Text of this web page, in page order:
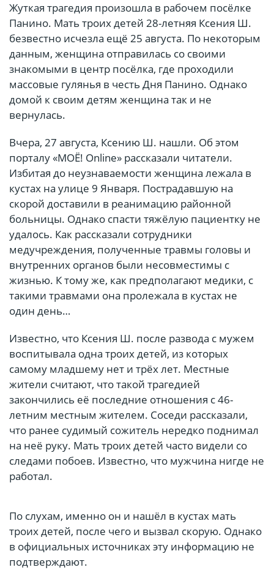
Жуткая трагедия произошла в рабочем посёлке
Панино. Мать троих детей 28-летняя Ксения Ш.
безвестно исчезла ещё 25 августа. По некоторым
данным, женщина отправилась со своими
знакомыми в центр посёлка, где проходили
массовые гулянья в честь Дня Панино. Однако
домой к своим детям женщина так и не
вернулась.
Вчера, 27 августа, Ксению Ш. нашли. Об этом
порталу «МОЁ! Online» рассказали читатели.
Избитая до неузнаваемости женщина лежала в
кустах на улице 9 Января. Пострадавшую на
скорой доставили в реанимацию районной
больницы. Однако спасти тяжёлую пациентку не
удалось. Как рассказали сотрудники
медучреждения, полученные травмы головы и
внутренних органов были несовместимы с
жизнью. К тому же, как предполагают медики, с
такими травмами она пролежала в кустах не
один день…
Известно, что Ксения Ш. после развода с мужем
воспитывала одна троих детей, из которых
самому младшему нет и трёх лет. Местные
жители считают, что такой трагедией
закончились её последние отношения с 46-
летним местным жителем. Соседи рассказали,
что ранее судимый сожитель нередко поднимал
на неё руку. Мать троих детей часто видели со
следами побоев. Известно, что мужчина нигде не
работал.
По слухам, именно он и нашёл в кустах мать
троих детей, после чего и вызвал скорую. Однако
в официальных источниках эту информацию не
подтверждают.